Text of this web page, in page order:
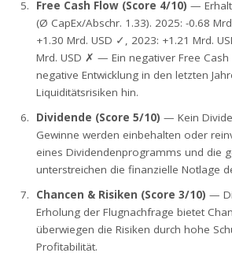
Free Cash Flow (Score 4/10) —
(Ø CapEx/Abschr. 1.33). 2025: -0.68
+1.30 Mrd. USD ✓, 2023: +1.21 Mrd.
Mrd. USD ✗ — Ein negativer Free Cash
negative Entwicklung in den letzten
Liquiditätsrisiken hin.
Dividende (Score 5/10) — Kein
Gewinne werden einbehalten oder
eines Dividendenprogramms und die
unterstreichen die finanzielle Notlage
Chancen & Risiken (Score 3/10) —
Erholung der Flugnachfrage bietet
überwiegen die Risiken durch hohe
Profitabilität.